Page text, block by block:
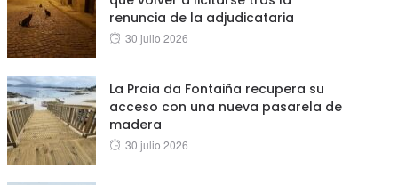
renuncia de la adjudicataria
Posted
30 julio 2026
La Praia da Fontaiña recupera su
acceso con una nueva pasarela de
madera
Posted
30 julio 2026